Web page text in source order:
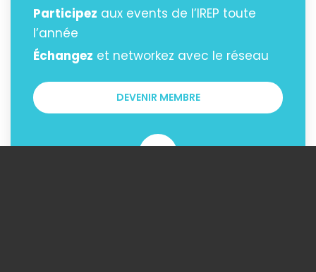
Participez aux events de l’IREP toute
l’année
Échangez et networkez avec le réseau
DEVENIR MEMBRE